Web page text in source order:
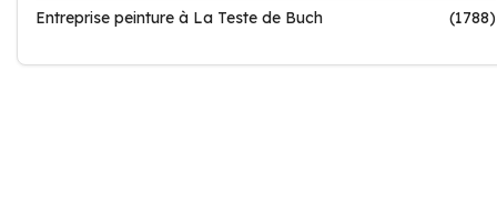
Entreprise peinture à La Teste de Buch
(1788)